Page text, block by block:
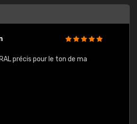
précis pour le ton de ma